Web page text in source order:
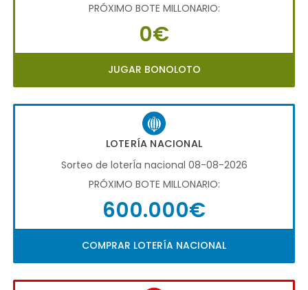
PRÓXIMO BOTE MILLONARIO:
0€
JUGAR BONOLOTO
LOTERÍA NACIONAL
Sorteo de loterÍa nacional 08-08-2026
PRÓXIMO BOTE MILLONARIO:
600.000€
COMPRAR LOTERÍA NACIONAL